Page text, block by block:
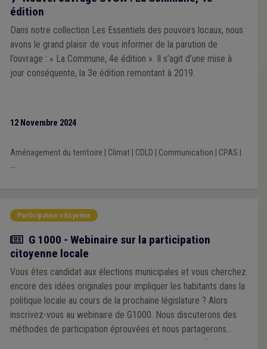
édition
Dans notre collection Les Essentiels des pouvoirs locaux, nous
avons le grand plaisir de vous informer de la parution de
l’ouvrage : « La Commune, 4e édition ». Il s’agit d’une mise à
jour conséquente, la 3e édition remontant à 2019.
12 Novembre 2024
Aménagement du territoire Climat| CDLD Communication CPAS
...
Participation citoyenne
Actualité
G 1000 - Webinaire sur la participation
citoyenne locale
Vous êtes candidat aux élections municipales et vous cherchez
encore des idées originales pour impliquer les habitants dans la
politique locale au cours de la prochaine législature ? Alors
inscrivez-vous au webinaire de G1000. Nous discuterons des
méthodes de participation éprouvées et nous partagerons